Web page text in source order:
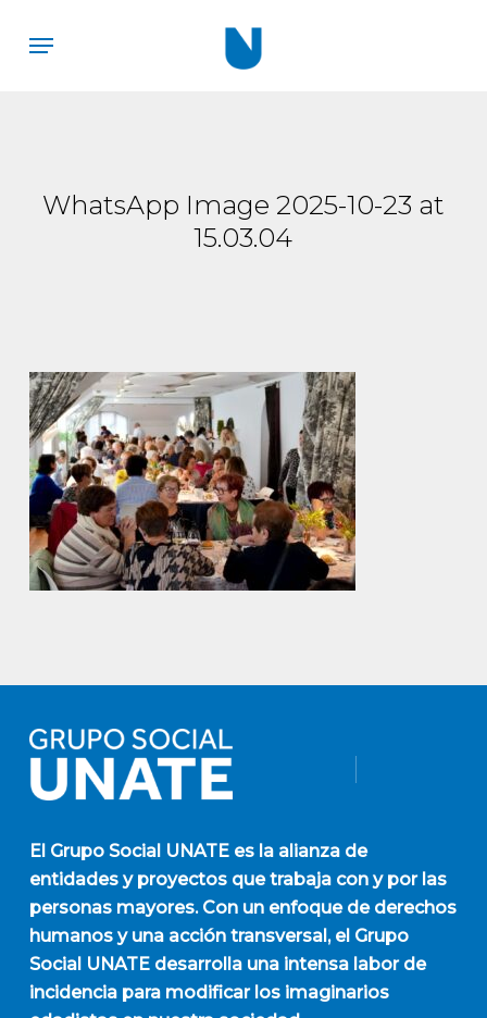
Menu
WhatsApp Image 2025-10-23 at
15.03.04
El Grupo Social UNATEes la alianza de
entidades y proyectos que trabaja con y por las
personas mayores. Con un enfoque de derechos
humanos y una acción transversal, el Grupo
Social UNATE desarrolla una intensa labor de
incidencia para modificar los imaginarios